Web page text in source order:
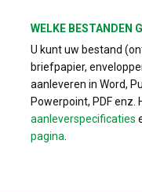
WELKE BESTANDEN
U kunt uw bestand
briefpapier,
aanleveren in Word,
Powerpoint, PDF
aanleverspecificaties
pagina